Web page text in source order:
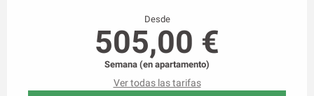
Desde
505,00 €
Semana (en apartamento)
Ver todas las tarifas